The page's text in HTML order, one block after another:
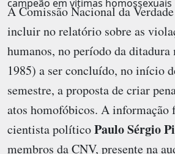
campeão em vítimas homossexuais
A Comissão Nacional da
incluir no relatório sobre as
humanos, no período da
1985) a ser concluído, no início
semestre, a proposta de criar
atos homofóbicos. A informação
cientista políticoPaulo Sérgio
membros da CNV, presente na